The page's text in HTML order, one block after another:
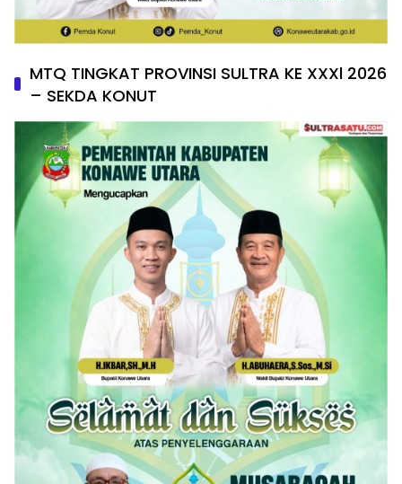
MTQ TINGKAT PROVINSI SULTRA KE XXXl 2026
– SEKDA KONUT